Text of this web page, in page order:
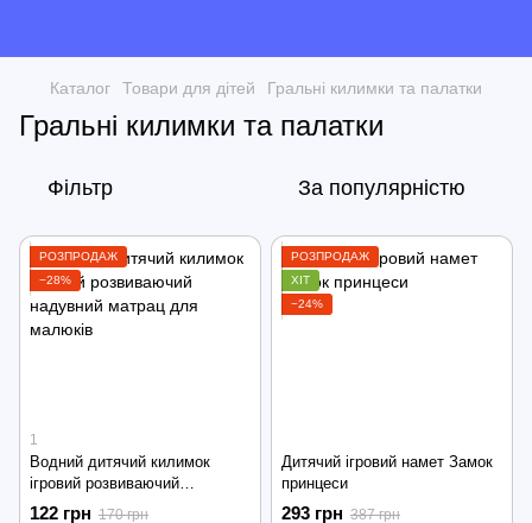
Каталог Товари для дітей Гральні килимки та палатки
Гральні килимки та палатки
Фільтр За популярністю
РОЗПРОДАЖ
−28%
1
Водний дитячий килимок
ігровий розвиваючий
надувний матрац для малюків
122 грн 170 грн
РОЗПРОДАЖ
ХІТ
−24%
Дитячий ігровий намет Замок
принцеси
293 грн 387 грн